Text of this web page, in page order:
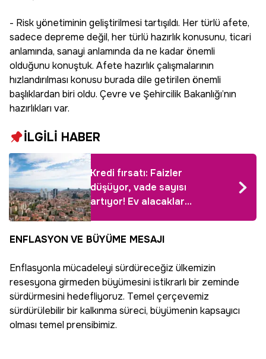
- Risk yönetiminin geliştirilmesi tartışıldı. Her türlü afete,
sadece depreme değil, her türlü hazırlık konusunu, ticari
anlamında, sanayi anlamında da ne kadar önemli
olduğunu konuştuk. Afete hazırlık çalışmalarının
hızlandırılması konusu burada dile getirilen önemli
başlıklardan biri oldu. Çevre ve Şehircilik Bakanlığı’nın
hazırlıkları var.
İLGİLİ HABER
Kredi fırsatı: Faizler
düşüyor, vade sayısı
artıyor! Ev alacaklara
müjde gibi haber
ENFLASYON VE BÜYÜME MESAJI
Enflasyonla mücadeleyi sürdüreceğiz ülkemizin
resesyona girmeden büyümesini istikrarlı bir zeminde
sürdürmesini hedefliyoruz. Temel çerçevemiz
sürdürülebilir bir kalkınma süreci, büyümenin kapsayıcı
olması temel prensibimiz.